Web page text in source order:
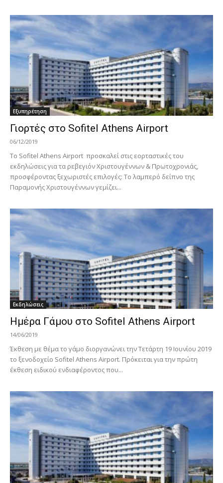
Εξυπηρέτηση
Γιορτές στο Sofitel Athens Airport
06/12/2019
Το Sofitel Athens Airport προσκαλεί στις εορταστικές του
εκδηλώσεις για τα ρεβεγιόν Χριστουγέννων & Πρωτοχρονιάς,
προσφέροντας ξεχωριστές επιλογές: Το λαμπερό δείπνο της
Παραμονής Χριστουγέννων γεμίζει...
Εκδηλώσεις
Ημέρα Γάμου στο Sofitel Athens Airport
14/06/2019
Έκθεση με θέμα το γάμο διοργανώνει την Τετάρτη 19 Ιουνίου 2019
το ξενοδοχείο Sofitel Athens Airport. Πρόκειται για την πρώτη
έκθεση ειδικού ενδιαφέροντος που...